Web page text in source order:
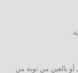
بالغين من نوبة من